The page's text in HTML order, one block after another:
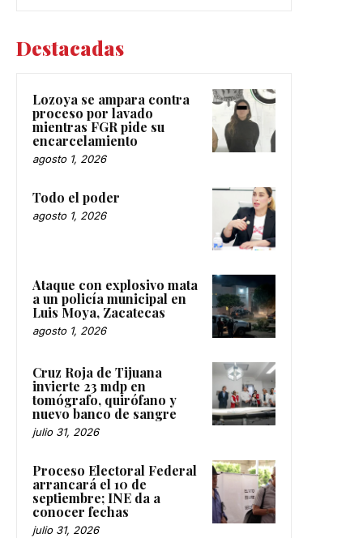
Destacadas
Lozoya se ampara contra
proceso por lavado
mientras FGR pide su
encarcelamiento
agosto 1, 2026
Todo el poder
agosto 1, 2026
Ataque con explosivo mata
a un policía municipal en
Luis Moya, Zacatecas
agosto 1, 2026
Cruz Roja de Tijuana
invierte 23 mdp en
tomógrafo, quirófano y
nuevo banco de sangre
julio 31, 2026
Proceso Electoral Federal
arrancará el 10 de
septiembre; INE da a
conocer fechas
julio 31, 2026